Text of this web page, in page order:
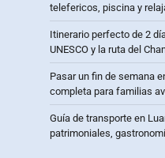
telefericos, piscina y
Itinerario perfecto de 2
UNESCO y la ruta del
Pasar un fin de semana
completa para familias
Guía de transporte en
patrimoniales,